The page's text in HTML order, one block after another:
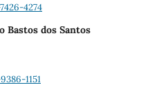
4274
Bastos dos Santos
1151